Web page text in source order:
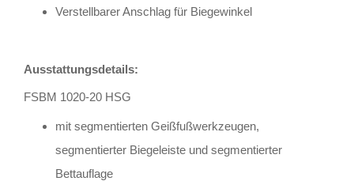
Verstellbarer Anschlag für Biegewinkel
Ausstattungsdetails:
FSBM 1020-20 HSG
mit segmentierten Geißfußwerkzeugen,
segmentierter Biegeleiste und segmentierter
Bettauflage